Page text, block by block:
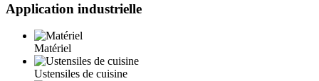
Application industrielle
Matériel
Ustensiles de cuisine